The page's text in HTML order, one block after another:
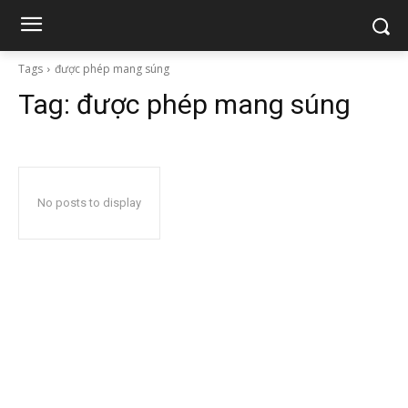
Tags được phép mang súng
Tag: được phép mang súng
No posts to display